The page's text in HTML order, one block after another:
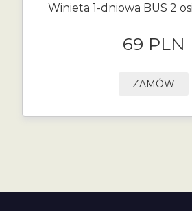
Winieta 1-dniowa BUS 2
69 PLN
ZAMÓW